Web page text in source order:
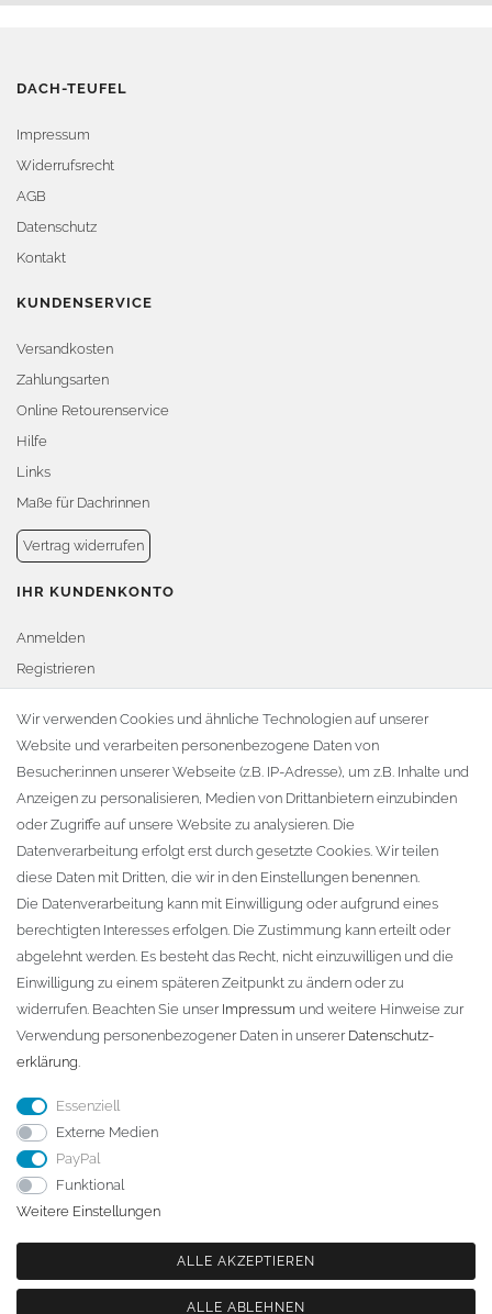
DACH-TEUFEL
Impressum
Widerrufsrecht
AGB
Datenschutz
Kontakt
KUNDENSERVICE
Versandkosten
Zahlungsarten
Online Retourenservice
Hilfe
Links
Maße für Dachrinnen
Vertrag widerrufen
IHR KUNDENKONTO
Anmelden
Registrieren
Warenkorb
Zur Kasse
KONTAKT
Fa. Steffen Jost
Söbrigener Weg 50
D-01796 Pirna
Telefon:+49 (0)3501 507295
info@dach-teufel.de
Wir verwenden Cookies und ähnliche Technologien auf unserer
Website und verarbeiten personenbezogene Daten von
Besucher:innen unserer Webseite (z.B. IP-Adresse), um z.B. Inhalte und
Anzeigen zu personalisieren, Medien von Drittanbietern einzubinden
oder Zugriffe auf unsere Website zu analysieren. Die
Datenverarbeitung erfolgt erst durch gesetzte Cookies. Wir teilen
diese Daten mit Dritten, die wir in den Einstellungen benennen.
Die Datenverarbeitung kann mit Einwilligung oder aufgrund eines
berechtigten Interesses erfolgen. Die Zustimmung kann erteilt oder
abgelehnt werden. Es besteht das Recht, nicht einzuwilligen und die
Einwilligung zu einem späteren Zeitpunkt zu ändern oder zu
widerrufen. Beachten Sie unser Impressum und weitere Hinweise zur
Verwendung personenbezogener Daten in unserer Daten­schutz­
erklärung.
Essenziell
Externe Medien
PayPal
Funktional
Weitere Einstellungen
ALLE AKZEPTIEREN
ALLE ABLEHNEN